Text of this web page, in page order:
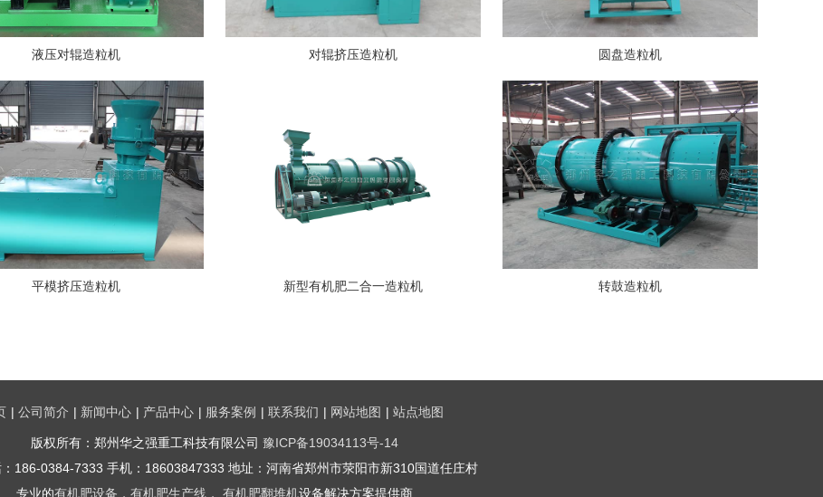
液压对辊造粒机 对辊挤压造粒机 圆盘造粒机
平模挤压造粒机 新型有机肥二合一造粒机 转鼓造粒机
| 公司简介 | 新闻中心 | 产品中心 | 服务案例 | 联系我们 | 网站地图 | 站点地图
版权所有：郑州华之强重工科技有限公司 豫ICP备19034113号-14
186-0384-7333 手机：18603847333 地址：河南省郑州市荥阳市新310国道任庄村
专业的有机肥设备 ， 有机肥生产线 ， 有机肥翻堆机设备解决方案提供商